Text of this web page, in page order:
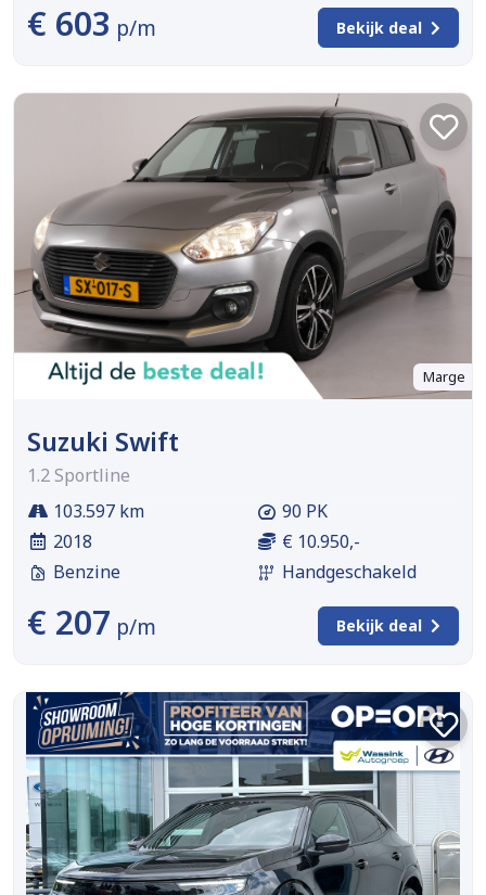
€ 603 p/m Bekijk deal
Marge
Suzuki Swift
1.2 Sportline
103.597 km
2018
Benzine
90 PK
€ 10.950,-
Handgeschakeld
€ 207 p/m Bekijk deal